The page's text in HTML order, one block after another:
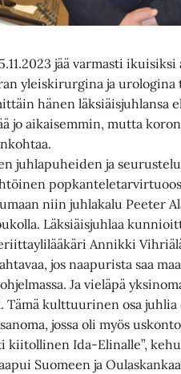
jää varmasti
yleiskirurgina ja
hänen läksiäisjuhlansa
jo aikaisemmin, mutta
juhlapuheiden ja
niin juhlakalu Peeter
Läksiäisjuhlaa
Annikki
jos naapurista saa
Ja vieläpä
Tämä kulttuurinen osa
jossa oli myös
kiitollinen Ida-Elinalle”,
Suomeen ja